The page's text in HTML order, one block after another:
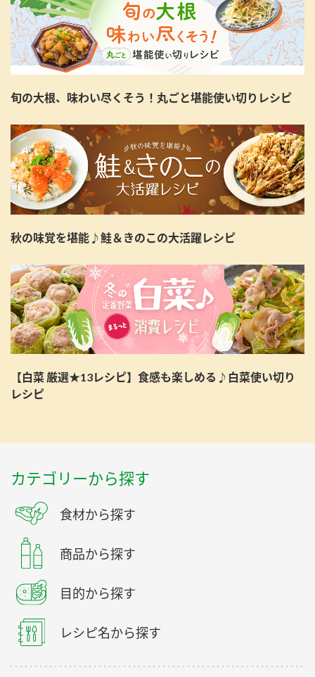
旬の大根、味わい尽くそう！丸ごと堪能使い切りレシピ
秋の味覚を堪能♪鮭＆きのこの大活躍レシピ
【白菜 厳選★13レシピ】食感も楽しめる♪白菜使い切り
レシピ
カテゴリーから探す
食材から探す
商品から探す
目的から探す
レシピ名から探す